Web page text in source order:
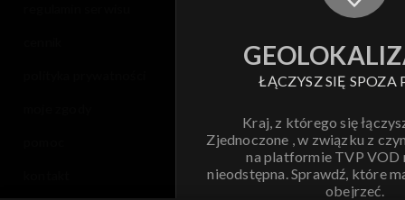
ŁĄCZYSZ SIĘ SPOZA
Kraj, z którego się
Zjednoczone , w związku z
na platformie TVP VOD
nieodstępna. Sprawdź, które
obejrzeć.